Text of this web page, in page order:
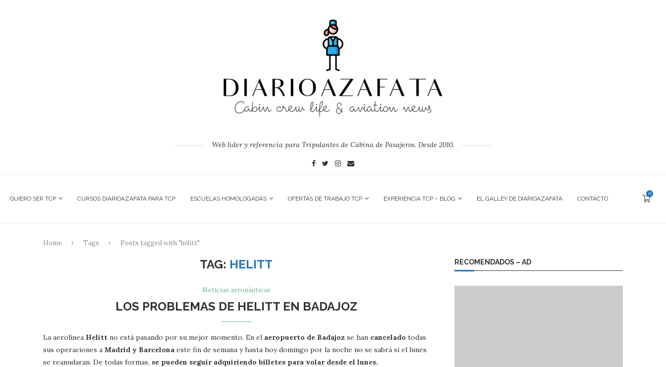
Web líder y referencia para Tripulantes de Cabina de Pasajeros. Desde 2010.
QUIERO SER TCP CURSOS DIARIOAZAFATA PARA TCP ESCUELAS HOMOLOGADAS OFERTAS DE TRABAJO TCP EXPERIENCIA TCP – BLOG EL GALLEY DE DIARIOAZAFATA CONTACTO
0
Home Tags Posts tagged with "helitt"
TAG: HELITT
Noticias aeronáuticas
LOS PROBLEMAS DE HELITT EN BADAJOZ
La aerolínea Helitt no está pasando por su mejor momento. En el aeropuerto de Badajoz se han cancelado todas
sus operaciones a Madrid y Barcelona este fin de semana y hasta hoy domingo por la noche no se sabrá si el lunes
se reanudaran. De todas formas, se pueden seguir adquiriendo billetes para volar desde el lunes.
RECOMENDADOS – AD